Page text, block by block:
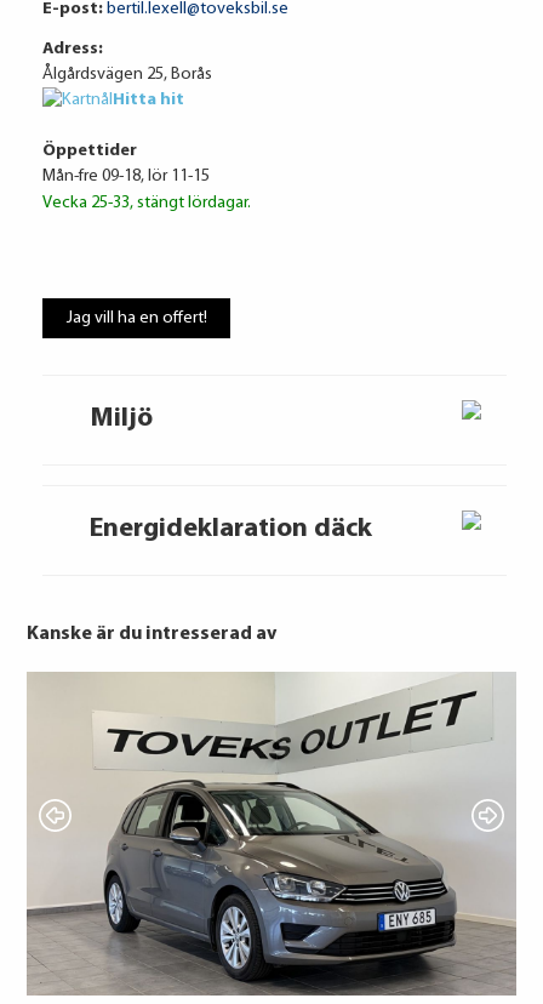
Miljö
Energideklaration däck
Bridgestone
Hankook
Bridgestone
Laufenn
Ränta
Administrationskostnad
Att låna kostar pengar!
Om du inte kan betala tillbaka skulden i
bostad, teckna abonnemang och få nya
konsumentverket.se
E-post: bertil.lexell@toveksbil.se
Adress:
Ålgårdsvägen 25, Borås
Hitta hit
Öppettider
Mån-fre 09-18, lör 11-15
Vecka 25-33, stängt lördagar.
Jag vill ha en offert!
Kanske är du intresserad av